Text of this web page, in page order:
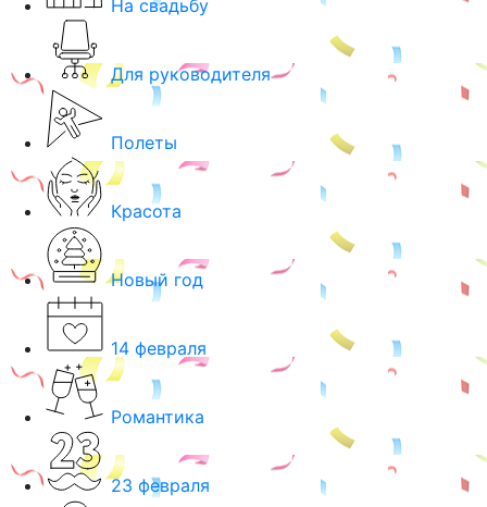
На свадьбу
Для руководителя
Полеты
Красота
Новый год
14 февраля
Романтика
23 февраля